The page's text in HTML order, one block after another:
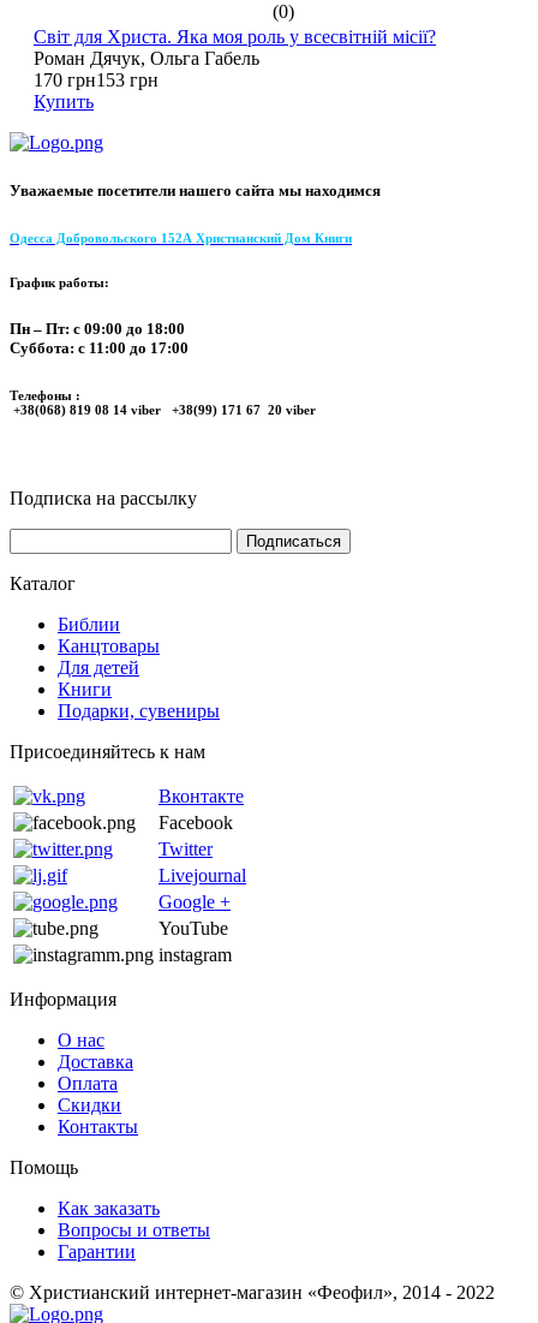
(0)
Світ для Христа. Яка моя роль у всесвітній місії?
Роман Дячук, Ольга Габель
170 грн153 грн
Купить
Уважаемые посетители нашего сайта мы находимся
Одесса Добровольского 152А Христианский Дом Книги
График работы:
Пн – Пт: с 09:00 до 18:00
Суббота: с 11:00 до 17:00
Телефоны :
+38(068) 819 08 14 viber +38(99) 171 67 20 viber
Подписка на рассылку
Каталог
Библии
Канцтовары
Для детей
Книги
Подарки, сувениры
Присоединяйтесь к нам
Вконтакте
Facebook
Twitter
Livejournal
Google +
YouTube
instagram
Информация
О нас
Доставка
Оплата
Скидки
Контакты
Помощь
Как заказать
Вопросы и ответы
Гарантии
© Христианский интернет-магазин «Феофил», 2014 - 2022